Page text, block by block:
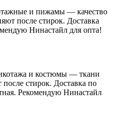
и пижамы — качество
после стирок. Доставка
Нинастайл для опта!
и костюмы — ткани
стирок. Доставка по
Рекомендую Нинастайл